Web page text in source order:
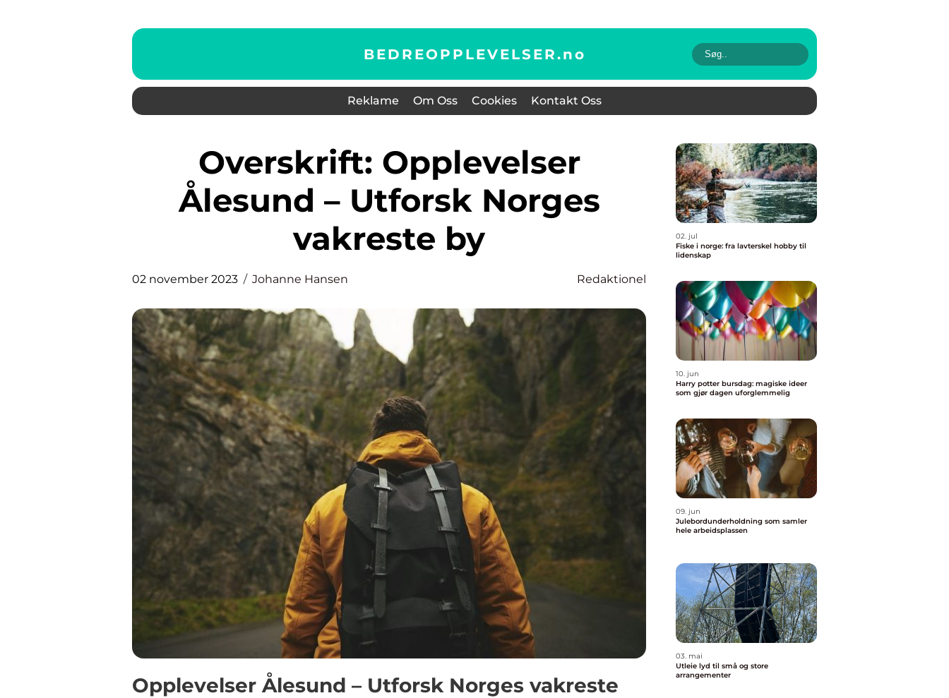
BEDREOPPLEVELSER.no
Reklame Om Oss Cookies Kontakt Oss
Overskrift: Opplevelser
Ålesund – Utforsk Norges
vakreste by
02 november 2023 Johanne Hansen Redaktionel
Opplevelser Ålesund – Utforsk Norges vakreste
02. jul
Fiske i norge: fra lavterskel hobby til
lidenskap
10. jun
Harry potter bursdag: magiske ideer
som gjør dagen uforglemmelig
09. jun
Julebordunderholdning som samler
hele arbeidsplassen
03. mai
Utleie lyd til små og store
arrangementer